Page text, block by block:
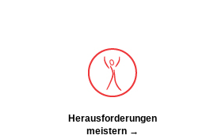
VIEW POSTHerausforderungen
meistern →